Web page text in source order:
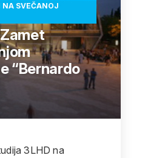
NA SVEČANOJ
“Bernardo
3LHD na